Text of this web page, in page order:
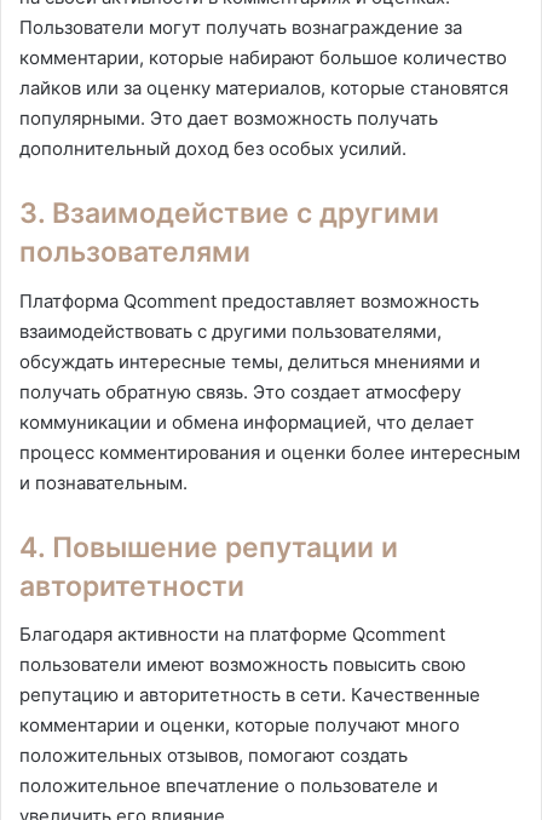
Пользователи могут получать вознаграждение за
комментарии, которые набирают большое количество
лайков или за оценку материалов, которые становятся
популярными. Это дает возможность получать
дополнительный доход без особых усилий.
3. Взаимодействие с другими
пользователями
Платформа Qcomment предоставляет возможность
взаимодействовать с другими пользователями,
обсуждать интересные темы, делиться мнениями и
получать обратную связь. Это создает атмосферу
коммуникации и обмена информацией, что делает
процесс комментирования и оценки более интересным
и познавательным.
4. Повышение репутации и
авторитетности
Благодаря активности на платформе Qcomment
пользователи имеют возможность повысить свою
репутацию и авторитетность в сети. Качественные
комментарии и оценки, которые получают много
положительных отзывов, помогают создать
положительное впечатление о пользователе и